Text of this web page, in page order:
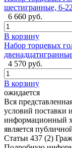
шестигранные, 6-
6 660 руб.
В корзину
Набор торцевых
4 570 руб.
В корзину
ожидается
Вся
условий поставки
информационный
является
Статьи 437 (2)